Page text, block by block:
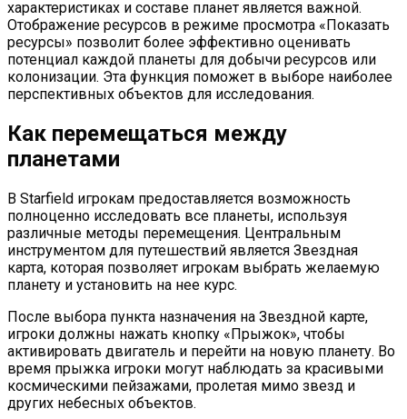
характеристиках и составе планет является важной.
Отображение ресурсов в режиме просмотра «Показать
ресурсы» позволит более эффективно оценивать
потенциал каждой планеты для добычи ресурсов или
колонизации. Эта функция поможет в выборе наиболее
перспективных объектов для исследования.
Как перемещаться между
планетами
В Starfield игрокам предоставляется возможность
полноценно исследовать все планеты, используя
различные методы перемещения. Центральным
инструментом для путешествий является Звездная
карта, которая позволяет игрокам выбрать желаемую
планету и установить на нее курс.
После выбора пункта назначения на Звездной карте,
игроки должны нажать кнопку «Прыжок», чтобы
активировать двигатель и перейти на новую планету. Во
время прыжка игроки могут наблюдать за красивыми
космическими пейзажами, пролетая мимо звезд и
других небесных объектов.